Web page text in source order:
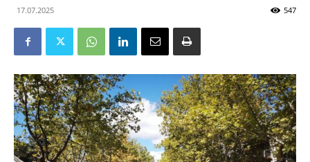
17.07.2025 547